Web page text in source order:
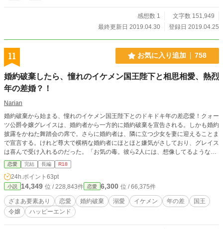
感想数 1
文字数 151,949
最終更新日 2019.04.30
登録日 2019.04.25
11 お気に入り追加 758
婚約破棄したら、憧れのイケメン国王陛下と相思相愛、熱烈
年の差婚？！
Narian
婚約破棄から始まる、憧れのイケメン国王陛下とのドキドキ年の差恋愛！クォー
ツ公爵令嬢グレイスは、婚約者から一方的に婚約破棄を宣告される。しかも婚約
披露をかねた舞踏会の席で。さらに婚約者は、隣に立つ少女を妻に迎えることま
で宣言する。けれど尊大で横柄な婚約者にほとほと嫌気がさしており、グレイス
は喜んで受け入れるのだった。「お気の毒。彼ら2人には、想像してるような未
来はやってこないわね」 その後、半ば強引に、幼い王女と皇太子の家庭教師に
着任させられるが、王女たちの父親である国王陛下は、グレイスが幼い頃から憧
れ続けた男性。妻である皇后は数年前に他界しており、子供たちの姉がわりと思
って気楽にやってくれ、と言われるのだけど・・・。 もうダメ、オトナで色気
満開の陛下にドキドキしすぎて、お顔も見られない！私こんなでやって行ける
の？！ ※恋愛要素は4話から。 R18描写を含む回には★を付けます
恋愛 完結 長編 R18
24h.ポイント 63pt
小説 14,349 位 / 228,843件 恋愛 6,300 位 / 66,375件
ざまあ要素あり 恋愛 婚約破棄 溺愛 イケメン 年の差
国王
令嬢
ハッピーエンド